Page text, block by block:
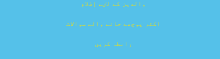
والدین کے لٸے اِطلاع
اکثر پوچھے جانے والے سوالات
رابطہ کریں